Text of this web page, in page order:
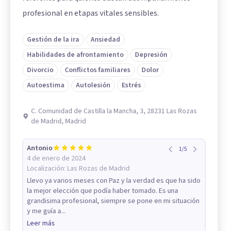
profesional en etapas vitales sensibles.
Gestión de la ira
Ansiedad
Habilidades de afrontamiento
Depresión
Divorcio
Conflictos familiares
Dolor
Autoestima
Autolesión Estrés
C. Comunidad de Castilla la Mancha, 3, 28231 Las Rozas
de Madrid, Madrid
Antonio
4 de enero de 2024
Localización: Las Rozas de Madrid
1/5
Llevo ya varios meses con Paz y la verdad es que ha sido
la mejor elección que podía haber tomado. Es una
grandisima profesional, siempre se pone en mi situación
y me guía a...
Leer más